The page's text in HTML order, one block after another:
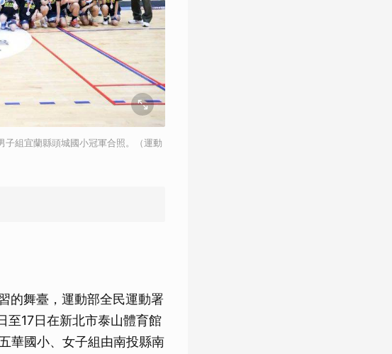
組宜蘭縣頭城國小冠軍合照。（運動
的舞臺，運動部全民運動署
至17日在新北市泰山體育館
華國小、女子組由南投縣南